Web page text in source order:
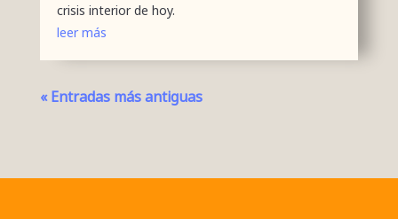
crisis interior de hoy.
leer más
« Entradas más antiguas